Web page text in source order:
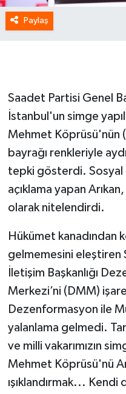
Paylaş
Saadet Partisi Genel
İstanbul'un simge
Mehmet Köprüsü'nün
bayrağı renkleriyle
tepki gösterdi. Sosyal
açıklama yapan
olarak nitelendirdi.
Hükümet kanadından
gelmemesini eleştiren
İletişim Başkanlığı
Merkezi’ni (DMM)
Dezenformasyon ile
yalanlama gelmedi.
ve milli vakarımızın
Mehmet Köprüsü'nü
ışıklandırmak...